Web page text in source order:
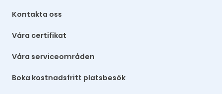
Kontakta oss
Våra certifikat
Våra serviceområden
Boka kostnadsfritt platsbesök